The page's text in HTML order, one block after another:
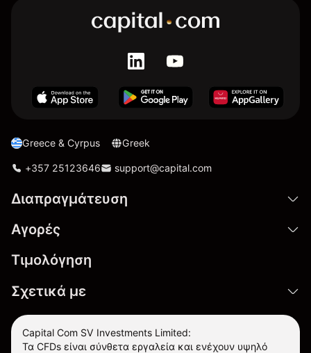
Greece & Cyrpus Greek
+357 25123646 support@capital.com
Διαπραγμάτευση
Αγορές
Τιμολόγηση
Σχετικά με
Capital Com SV Investments Limited:
Τα CFDs είναι σύνθετα εργαλεία και ενέχουν υψηλό